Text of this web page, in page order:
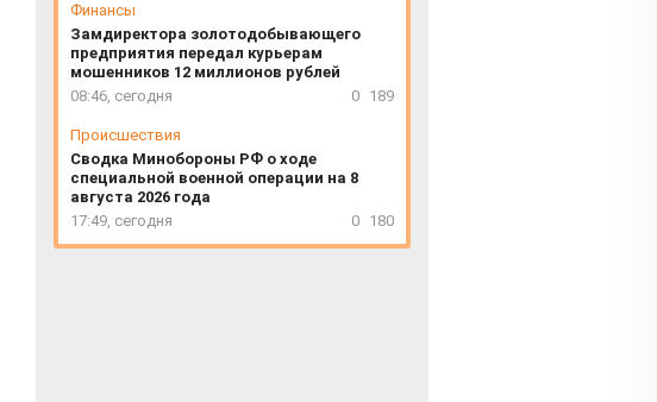
Финансы
Замдиректора золотодобывающего
предприятия передал курьерам
мошенников 12 миллионов рублей
08:46, сегодня
0 189
Происшествия
Сводка Минобороны РФ о ходе
специальной военной операции на 8
августа 2026 года
17:49, сегодня
0 180